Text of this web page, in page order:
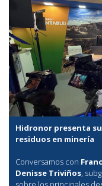
Hidronor presenta
residuos en minería
Conversamos con
Denisse Triviños,